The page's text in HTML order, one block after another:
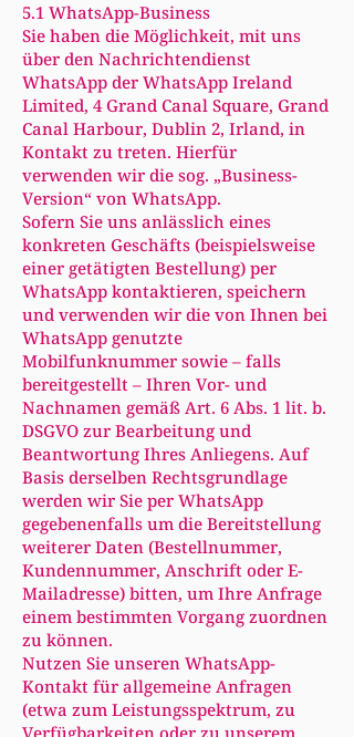
5.1 WhatsApp-Business
Sie haben die Möglichkeit, mit uns
über den Nachrichtendienst
WhatsApp der WhatsApp Ireland
Limited, 4 Grand Canal Square, Grand
Canal Harbour, Dublin 2, Irland, in
Kontakt zu treten. Hierfür
verwenden wir die sog. „Business-
Version“ von WhatsApp.
Sofern Sie uns anlässlich eines
konkreten Geschäfts (beispielsweise
einer getätigten Bestellung) per
WhatsApp kontaktieren, speichern
und verwenden wir die von Ihnen bei
WhatsApp genutzte
Mobilfunknummer sowie – falls
bereitgestellt – Ihren Vor- und
Nachnamen gemäß Art. 6 Abs. 1 lit. b.
DSGVO zur Bearbeitung und
Beantwortung Ihres Anliegens. Auf
Basis derselben Rechtsgrundlage
werden wir Sie per WhatsApp
gegebenenfalls um die Bereitstellung
weiterer Daten (Bestellnummer,
Kundennummer, Anschrift oder E-
Mailadresse) bitten, um Ihre Anfrage
einem bestimmten Vorgang zuordnen
zu können.
Nutzen Sie unseren WhatsApp-
Kontakt für allgemeine Anfragen
(etwa zum Leistungsspektrum, zu
Verfügbarkeiten oder zu unserem